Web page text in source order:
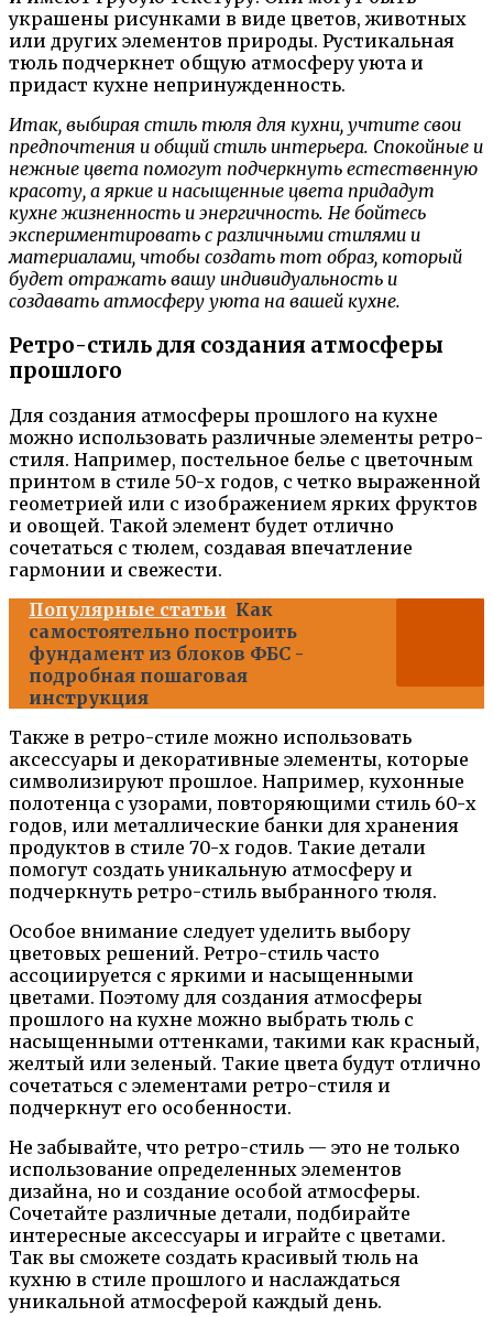
украшены рисунками в виде цветов, животных
или других элементов природы. Рустикальная
тюль подчеркнет общую атмосферу уюта и
придаст кухне непринужденность.
Итак, выбирая стиль тюля для кухни, учтите свои
предпочтения и общий стиль интерьера. Спокойные и
нежные цвета помогут подчеркнуть естественную
красоту, а яркие и насыщенные цвета придадут
кухне жизненность и энергичность. Не бойтесь
экспериментировать с различными стилями и
материалами, чтобы создать тот образ, который
будет отражать вашу индивидуальность и
создавать атмосферу уюта на вашей кухне.
Ретро-стиль для создания атмосферы
прошлого
Для создания атмосферы прошлого на кухне
можно использовать различные элементы ретро-
стиля. Например, постельное белье с цветочным
принтом в стиле 50-х годов, с четко выраженной
геометрией или с изображением ярких фруктов
и овощей. Такой элемент будет отлично
сочетаться с тюлем, создавая впечатление
гармонии и свежести.
Популярные статьи Как
самостоятельно построить
фундамент из блоков ФБС -
подробная пошаговая
инструкция
Также в ретро-стиле можно использовать
аксессуары и декоративные элементы, которые
символизируют прошлое. Например, кухонные
полотенца с узорами, повторяющими стиль 60-х
годов, или металлические банки для хранения
продуктов в стиле 70-х годов. Такие детали
помогут создать уникальную атмосферу и
подчеркнуть ретро-стиль выбранного тюля.
Особое внимание следует уделить выбору
цветовых решений. Ретро-стиль часто
ассоциируется с яркими и насыщенными
цветами. Поэтому для создания атмосферы
прошлого на кухне можно выбрать тюль с
насыщенными оттенками, такими как красный,
желтый или зеленый. Такие цвета будут отлично
сочетаться с элементами ретро-стиля и
подчеркнут его особенности.
Не забывайте, что ретро-стиль — это не только
использование определенных элементов
дизайна, но и создание особой атмосферы.
Сочетайте различные детали, подбирайте
интересные аксессуары и играйте с цветами.
Так вы сможете создать красивый тюль на
кухню в стиле прошлого и наслаждаться
уникальной атмосферой каждый день.